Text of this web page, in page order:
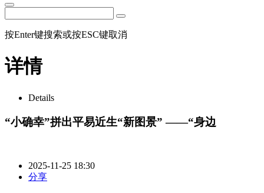
按Enter键搜索或按ESC键取消
详情
Details
“小确幸”拼出平易近生“新图景” ——“身边
2025-11-25 18:30
分享